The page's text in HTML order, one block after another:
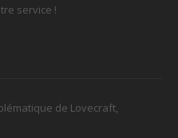
service !
de Lovecraft,